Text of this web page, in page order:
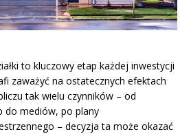
to kluczowy etap każdej inwestycji
zaważyć na ostatecznych efektach
tak wielu czynników – od
do mediów, po plany
– decyzja ta może okazać